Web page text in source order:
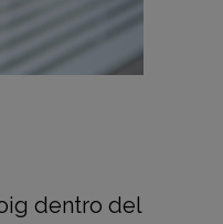
dentro del